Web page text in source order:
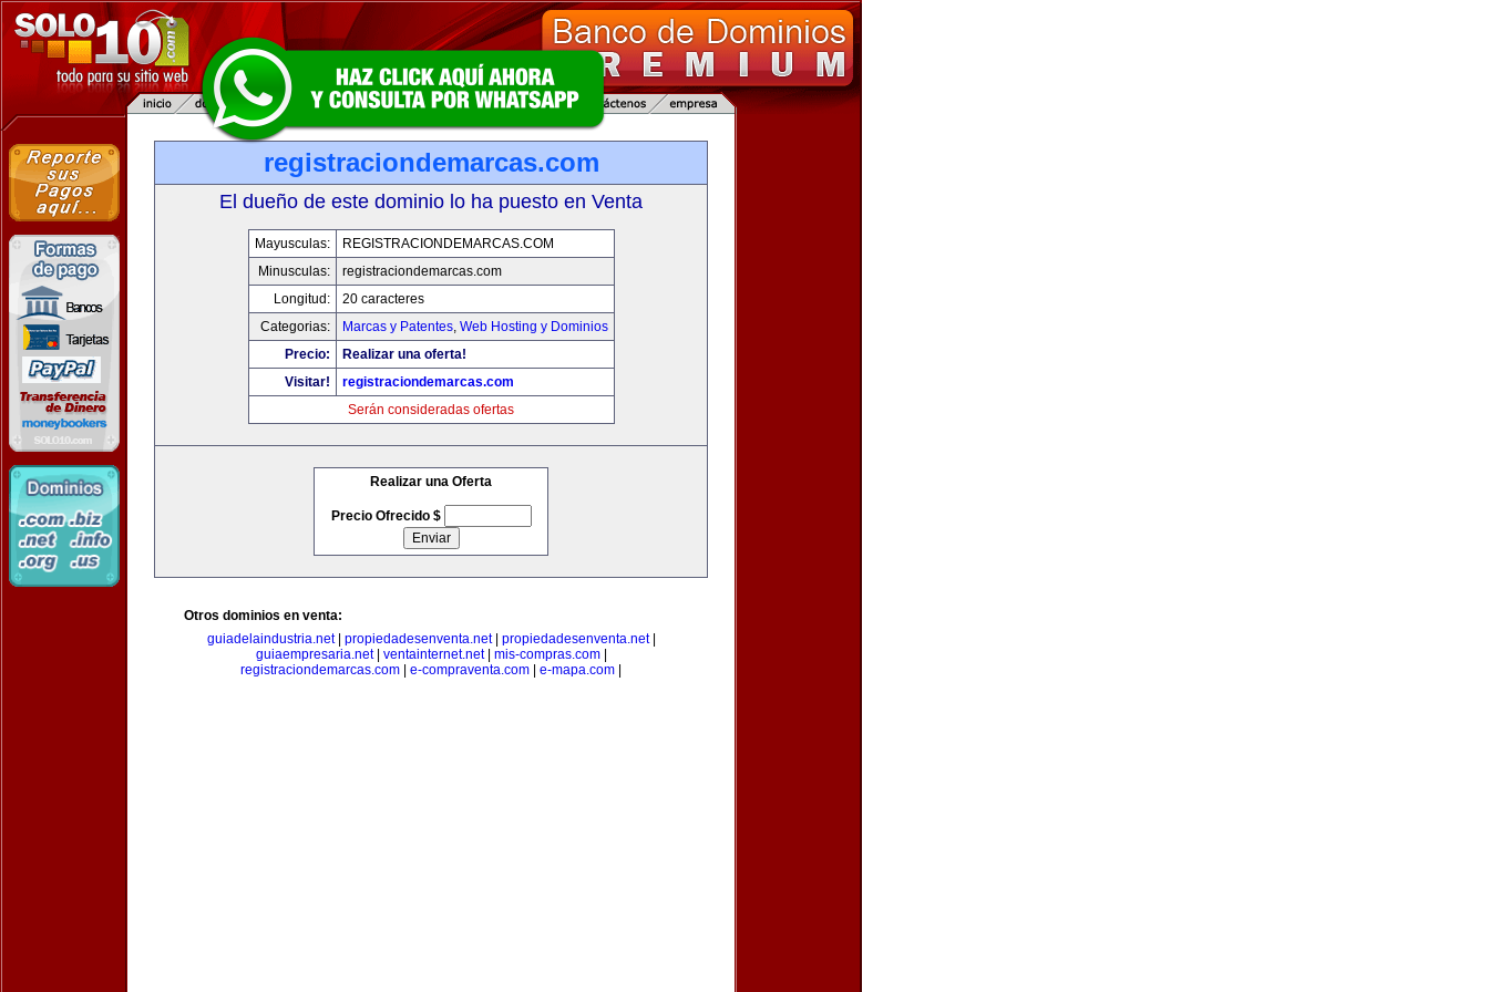
registraciondemarcas.com
El dueño de este dominio lo ha puesto en Venta
Mayusculas:
REGISTRACIONDEMARCAS.COM
Minusculas:
registraciondemarcas.com
Longitud:
20 caracteres
Categorias:
Marcas y Patentes, Web Hosting y Dominios
Precio:
Realizar una oferta!
Visitar!
registraciondemarcas.com
Serán consideradas ofertas
Realizar una Oferta
Precio Ofrecido $
Otros dominios en venta:
guiadelaindustria.net propiedadesenventa.net propiedadesenventa.net|
guiaempresaria.net| ventainternet.net| mis-compras.com|
registraciondemarcas.com
e-compraventa.com e-mapa.com